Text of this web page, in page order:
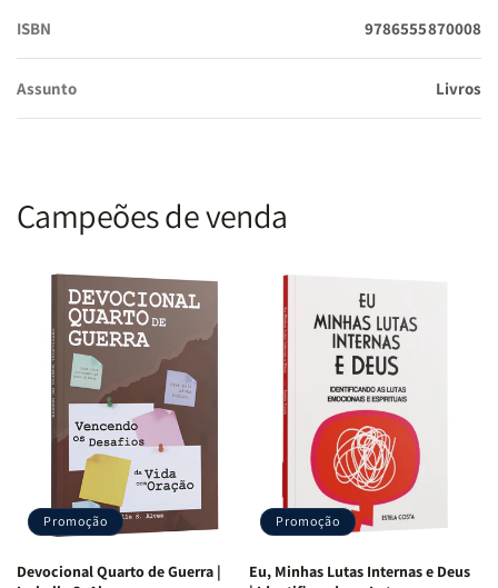
humano e mostram como podemos nos sair melhor ao prever o
ISBN 9786555870008
Assunto Livros
Campeões de venda
Promoção
Devocional Quarto de Guerra |
Promoção
Eu, Minhas Lutas Internas e Deus